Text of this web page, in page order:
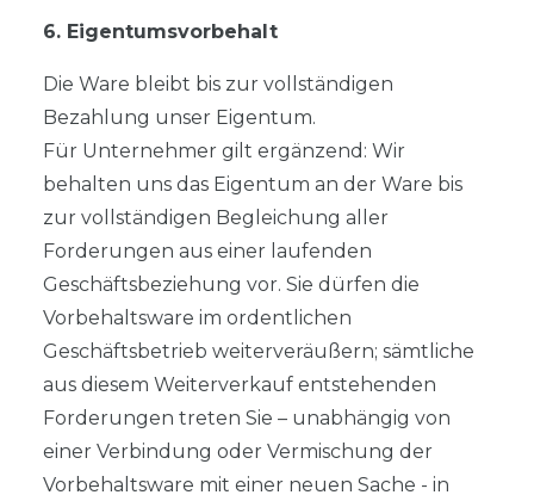
6. Eigentumsvorbehalt
Die Ware bleibt bis zur vollständigen
Bezahlung unser Eigentum.
Für Unternehmer gilt ergänzend: Wir
behalten uns das Eigentum an der Ware bis
zur vollständigen Begleichung aller
Forderungen aus einer laufenden
Geschäftsbeziehung vor. Sie dürfen die
Vorbehaltsware im ordentlichen
Geschäftsbetrieb weiterveräußern; sämtliche
aus diesem Weiterverkauf entstehenden
Forderungen treten Sie – unabhängig von
einer Verbindung oder Vermischung der
Vorbehaltsware mit einer neuen Sache - in